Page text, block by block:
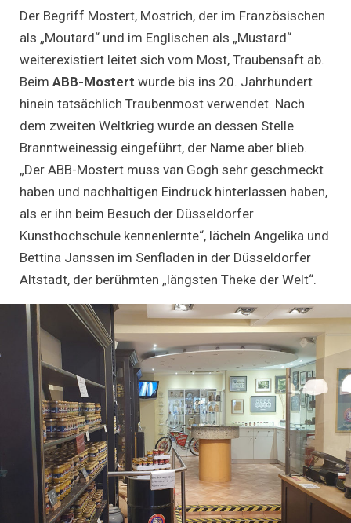
Der Begriff Mostert, Mostrich, der im Französischen
als „Moutard“ und im Englischen als „Mustard“
weiterexistiert leitet sich vom Most, Traubensaft ab.
Beim ABB-Mostert wurde bis ins 20. Jahrhundert
hinein tatsächlich Traubenmost verwendet. Nach
dem zweiten Weltkrieg wurde an dessen Stelle
Branntweinessig eingeführt, der Name aber blieb.
„Der ABB-Mostert muss van Gogh sehr geschmeckt
haben und nachhaltigen Eindruck hinterlassen haben,
als er ihn beim Besuch der Düsseldorfer
Kunsthochschule kennenlernte“, lächeln Angelika und
Bettina Janssen im Senfladen in der Düsseldorfer
Altstadt, der berühmten „längsten Theke der Welt“.